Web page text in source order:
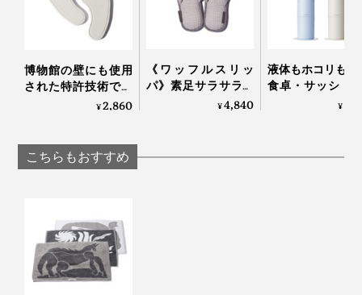
目づまりの原因になります。
水滴がしたたるほど濡れてしまった場合は、あらかた水
分が抜けるまで水平に置いたままにして、そのあと立て
てもらったところ、評判は上々。
「珪藻土のバスマットもよく吸水するとは思っていたけ
にあっという間！」（スタッフT）
べってヒヤリとする時があるんですが、これはまったく
すべらなくて安定感がありますね」（スタッフN）
目づまりの原因になりますので、界面活性剤を含む
洗剤などのご使用はしないでください。
ると回復します。
色のついた水分を吸収した場合はシミとして残る場
合があります。
博物館の壁にも使用
された特許技術で、
吸湿＆脱臭しながら
｜SHOES VITAMIN
¥2,860
《ワッフルスリッ
パ》素足サラサラ、
ホテルのタオルに包
¥4,840
液体もホコリも
食卓・サッシ・
ささっとキレイ
¥
こちらもおすすめ